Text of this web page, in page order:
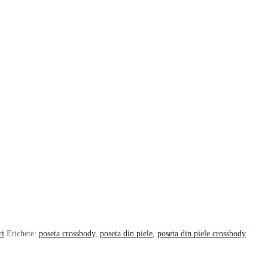
Etichete: poseta crossbody, poseta din piele poseta din piele crossbody